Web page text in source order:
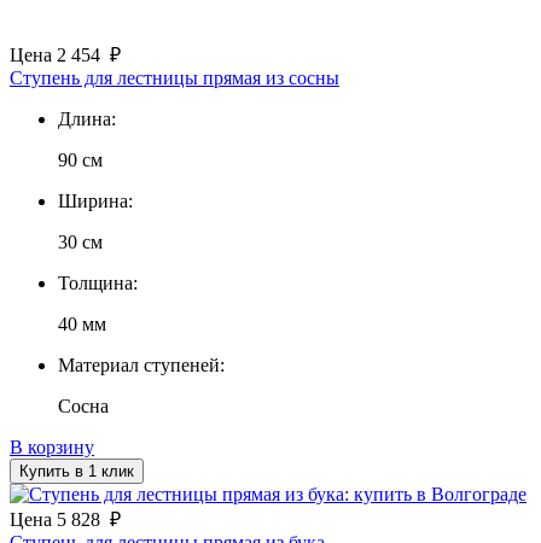
Цена 2 454 ₽
Ступень для лестницы прямая из сосны
Длина:
90 см
Ширина:
30 см
Толщина:
40 мм
Материал ступеней:
Сосна
В корзину
Купить в 1 клик
Цена 5 828 ₽